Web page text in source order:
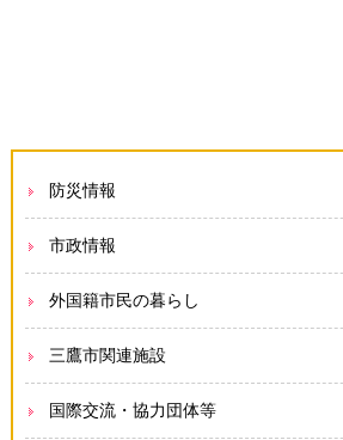
防災情報
市政情報
外国籍市民の暮らし
三鷹市関連施設
国際交流・協力団体等